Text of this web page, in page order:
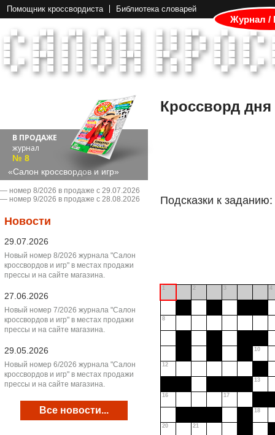
Помощник кроссвордиста Библиотека словарей
Журнал /
В ПРОДАЖЕ
журнал
№ 8
«Салон кроссвордов и игр»
― номер 8/2026 в продаже с 29.07.2026
― номер 9/2026 в продаже с 28.08.2026
Новости
29.07.2026
Новый номер 8/2026 журнала "Салон
кроссвордов и игр" в местах продажи
прессы и на сайте магазина.
27.06.2026
Новый номер 7/2026 журнала "Салон
кроссвордов и игр" в местах продажи
прессы и на сайте магазина.
29.05.2026
Новый номер 6/2026 журнала "Салон
кроссвордов и игр" в местах продажи
прессы и на сайте магазина.
Все новости...
Кроссворд дня
Подсказки к заданию:
1 2 3 4
8
10
12
13
16 17
18
20 21